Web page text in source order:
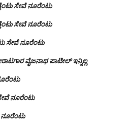
ಸೇವೆ ನೂರೆಂಟು
ಸೇವೆ ನೂರೆಂಟು
ಸೇವೆ ನೂರೆಂಟು
ವೈಜನಾಥ ಪಾಟೀಲ್ ಇನ್ನಿಲ್ಲ
ನೂರೆಂಟು
ನೂರೆಂಟು